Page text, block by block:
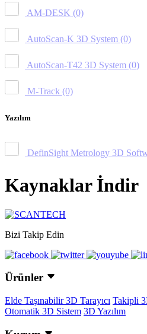
AM-DESK (0)
AutoScan-K 3D System (0)
AutoScan-T42 3D System (0)
M-Track (0)
Yazılım
DefinSight Metrology 3D
Kaynaklar İndir
Bizi Takip Edin
Ürünler
Elde Taşınabilir 3D Tarayıcı Takipli
Otomatik 3D Sistem 3D Yazılım